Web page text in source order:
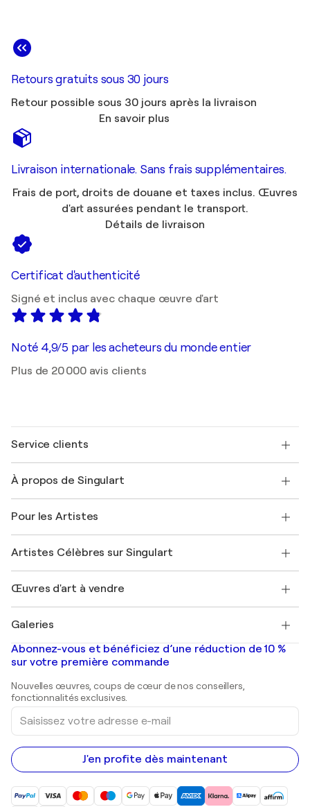
Retours gratuits sous 30 jours
Retour possible sous 30 jours après la livraison
En savoir plus
Livraison internationale. Sans frais supplémentaires.
Frais de port, droits de douane et taxes inclus. Œuvres
d'art assurées pendant le transport.
Détails de livraison
Certificat d'authenticité
Signé et inclus avec chaque œuvre d'art
Noté 4,9/5 par les acheteurs du monde entier
Plus de 20 000 avis clients
Service clients
Expédition
Offrir une carte cadeau
Rejoignez notre programme commercial
Mon compte
+33 1 76 44 06 42
À propos de Singulart
FAQ
Magazine Singulart
Emplois
Découvrez une sélection d'art original
Pour les Artistes
Se connecter en tant qu'Artiste
Artistes Célèbres sur Singulart
Marc Chagall
Banksy
Mr. Brainwash
Shepard Fairey
Œuvres d'art à vendre
Tableaux abstraits à vendre
Peintures de paysage
Estampes
Peintures acryliques
Galeries
Galeries d'art en France
Galeries d'art en Belgique
Abonnez-vous et bénéficiez d’une réduction de 10 %
sur votre première commande
Nouvelles œuvres, coups de cœur de nos conseillers,
fonctionnalités exclusives.
Saisissez
votre
adresse
e-
mail
J'en profite dès maintenant